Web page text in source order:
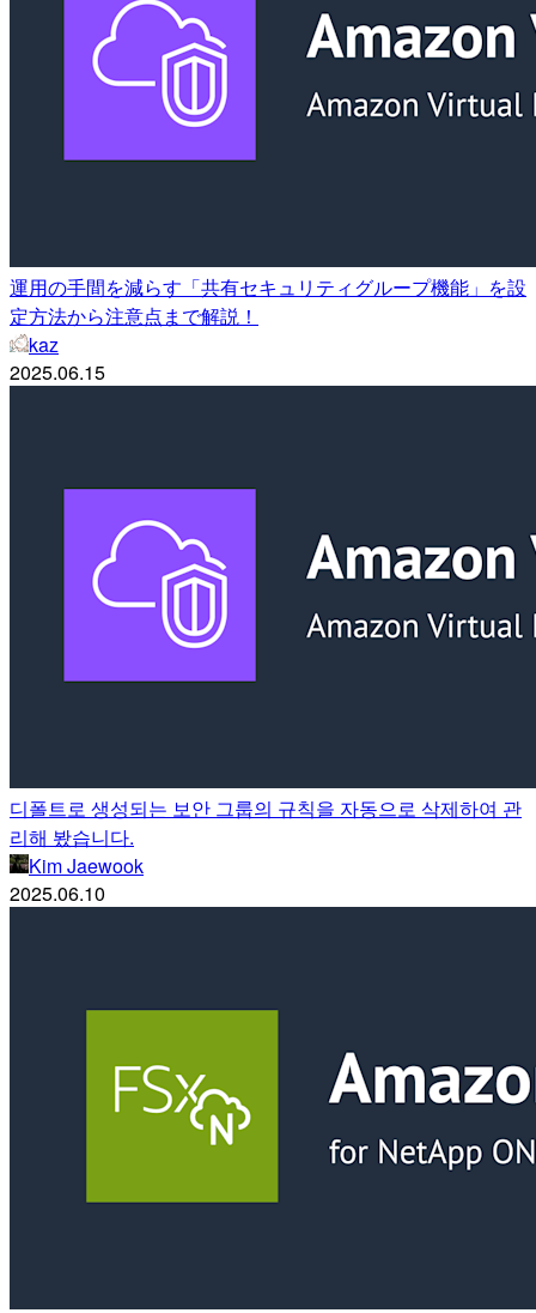
運用の手間を減らす「共有セキュリティグループ機能」を設
定方法から注意点まで解説！
kaz
2025.06.15
디폴트로 생성되는 보안 그룹의 규칙을 자동으로 삭제하여 관
리해 봤습니다.
Kim Jaewook
2025.06.10